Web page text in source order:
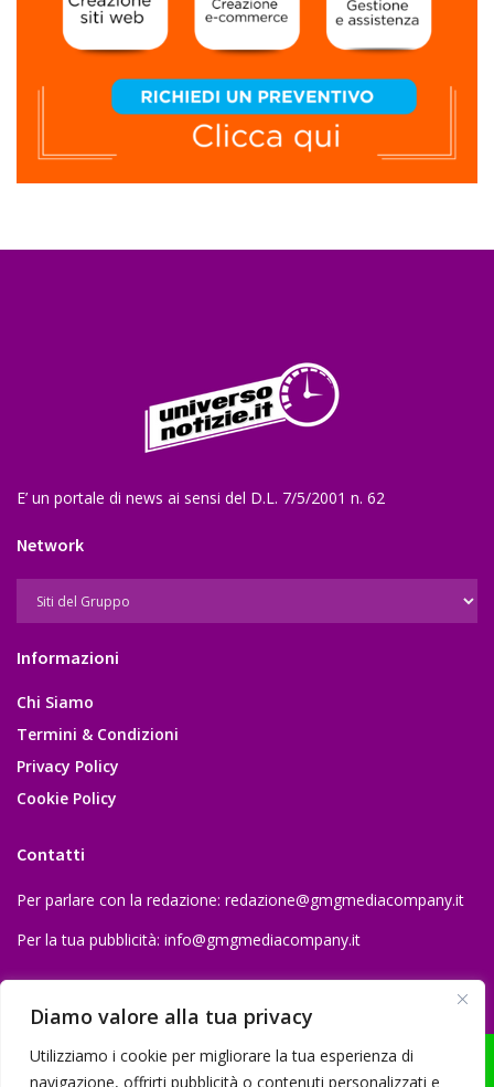
Diamo valore alla tua privacy
Utilizziamo i cookie per migliorare la tua esperienza di
navigazione, offrirti pubblicità o contenuti personalizzati e
E’ un portale di news ai sensi del D.L. 7/5/2001 n. 62
Network
Informazioni
Chi Siamo
Termini & Condizioni
Privacy Policy
Cookie Policy
Contatti
Per parlare con la redazione: redazione@gmgmediacompany.it
Per la tua pubblicità: info@gmgmediacompany.it